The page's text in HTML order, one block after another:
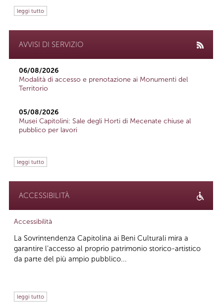
leggi tutto
AVVISI DI SERVIZIO
06/08/2026
Modalità di accesso e prenotazione ai Monumenti del
Territorio
05/08/2026
Musei Capitolini: Sale degli Horti di Mecenate chiuse al
pubblico per lavori
leggi tutto
ACCESSIBILITÀ
Accessibilità
La Sovrintendenza Capitolina ai Beni Culturali mira a
garantire l’accesso al proprio patrimonio storico-artistico
da parte del più ampio pubblico...
leggi tutto